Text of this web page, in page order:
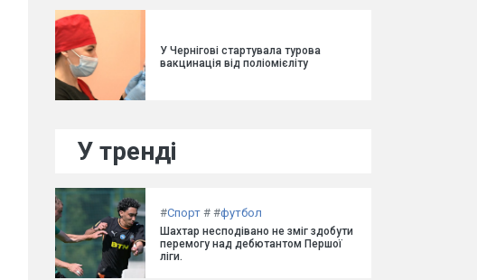
У Чернігові стартувала турова
вакцинація від поліомієліту
У тренді
#Спорт # #футбол
Шахтар несподівано не зміг здобути
перемогу над дебютантом Першої
ліги.